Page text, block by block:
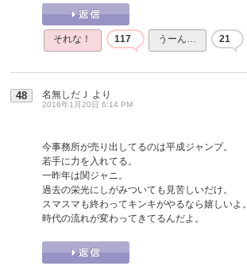
それな！ 117 うーん… 21
48 名無しだＪ より
2016年1月20日 6:14 PM
今事務所が売り出してるのは平成ジャンプ。
若手に力を入れてる。
一昨年は関ジャニ。
過去の栄光にしがみついても見苦しいだけ。
スマスマも終わってキンキがやるなら嬉しいよ。
時代の流れが変わってきてるんだよ。